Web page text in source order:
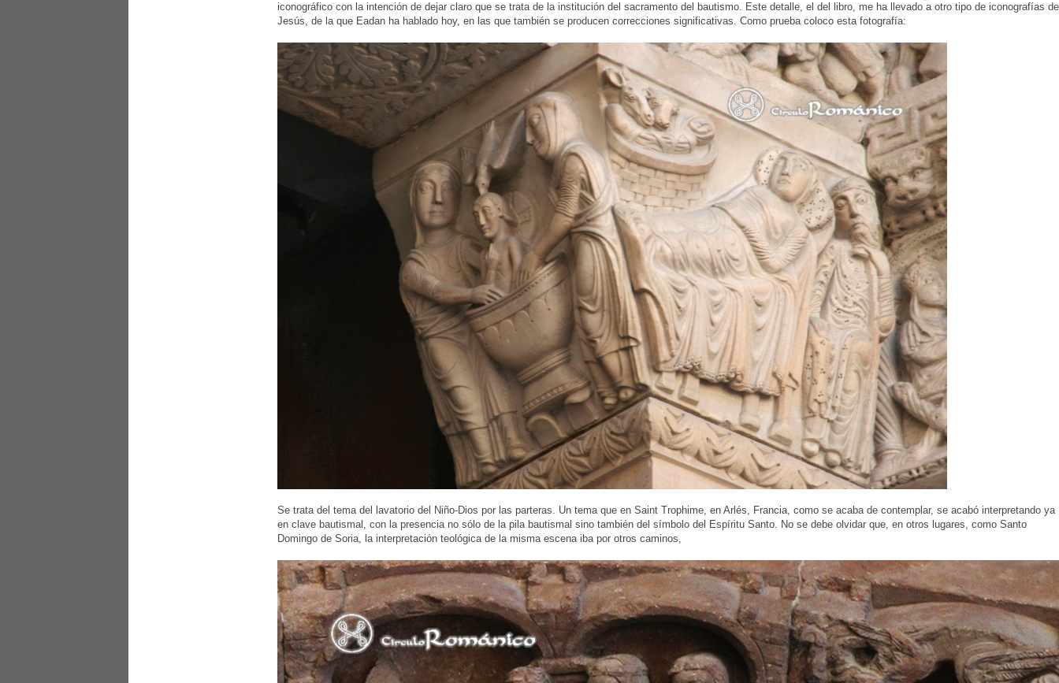
iconográfico con la intención de dejar claro que se trata de la institución del sacramento del bautismo. Este detalle, el del libro, me ha llevado a otro tipo de iconografías de
Jesús, de la que Eadan ha hablado hoy, en las que también se producen correcciones significativas. Como prueba coloco esta fotografía:
Se trata del tema del lavatorio del Niño-Dios por las parteras. Un tema que en Saint Trophime, en Arlés, Francia, como se acaba de contemplar, se acabó interpretando ya
en clave bautismal, con la presencia no sólo de la pila bautismal sino también del símbolo del Espíritu Santo. No se debe olvidar que, en otros lugares, como Santo
Domingo de Soria, la interpretación teológica de la misma escena iba por otros caminos,